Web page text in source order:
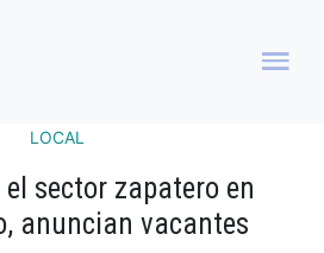
LOCAL
el sector zapatero en
anuncian vacantes